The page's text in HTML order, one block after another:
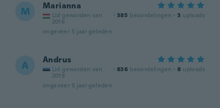
M Marianna
Lid geworden van
2016
· 385 beoordelingen · 3 uploads
ongeveer 5 jaar geleden
A Andrus
Lid geworden van
2019
· 836 beoordelingen · 8 uploads
ongeveer 5 jaar geleden